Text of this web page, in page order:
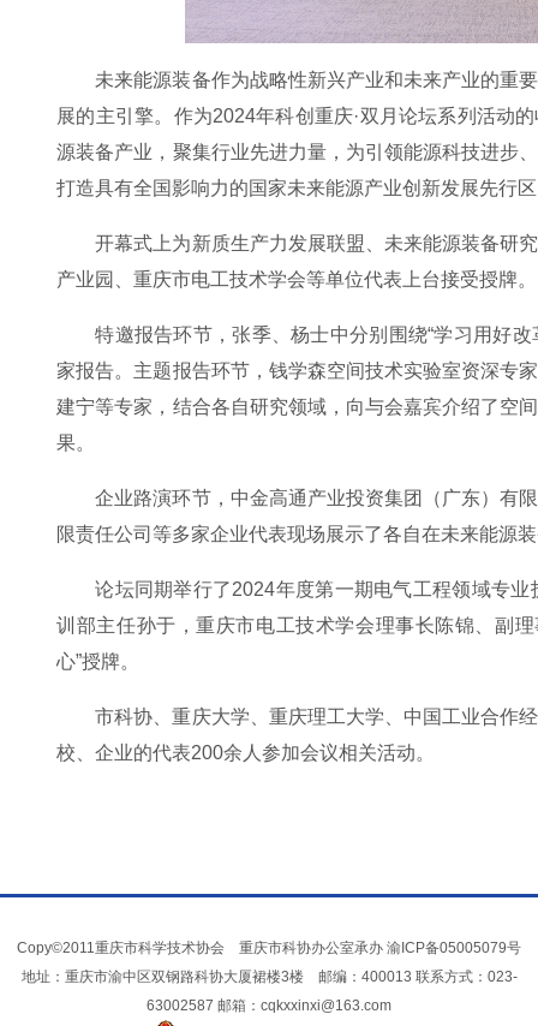
未来能源装备作为战略性新兴产业和未来产业的重
展的主引擎。作为2024年科创重庆·双月论坛系列活动
源装备产业，聚集行业先进力量，为引领能源科技进步
打造具有全国影响力的国家未来能源产业创新发展先行
开幕式上为新质生产力发展联盟、未来能源装备研
产业园、重庆市电工技术学会等单位代表上台接受授牌。
特邀报告环节，张季、杨士中分别围绕“学习用好
家报告。主题报告环节，钱学森空间技术实验室资深专
建宁等专家，结合各自研究领域，向与会嘉宾介绍了空
果。
企业路演环节，中金高通产业投资集团（广东）有
限责任公司等多家企业代表现场展示了各自在未来能源
论坛同期举行了2024年度第一期电气工程领域专
训部主任孙于，重庆市电工技术学会理事长陈锦、副
心”授牌。
市科协、重庆大学、重庆理工大学、中国工业合作
校、企业的代表200余人参加会议相关活动。
Copy©2011重庆市科学技术协会 重庆市科协办公室承办 渝ICP备05005079号
地址：重庆市渝中区双钢路科协大厦裙楼3楼 邮编：400013 联系方式：023-
63002587 邮箱：cqkxxinxi@163.com